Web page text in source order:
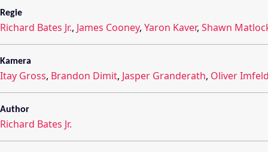
Regie
Richard Bates Jr., James Cooney, Yaron Kaver, Shawn
Kamera
Itay Gross, Brandon Dimit, Jasper Granderath, Oliver
Author
Richard Bates Jr.